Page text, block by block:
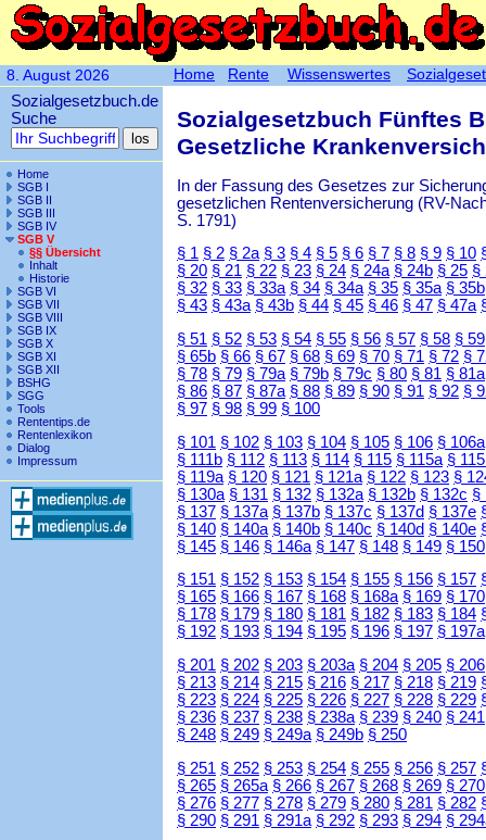
8. August 2026
Sozialgesetzbuch.de
Suche
Home
SGB I
SGB II
SGB III
SGB IV
SGB V
§§ Übersicht
Inhalt
Historie
SGB VI
SGB VII
SGB VIII
SGB IX
SGB X
SGB XI
SGB XII
BSHG
SGG
Tools
Rententips.de
Rentenlexikon
Dialog
Impressum
Sozialgesetzbuch Fünftes
Gesetzliche
In der Fassung des Gesetzes zur
gesetzlichen Rentenversicherung (RV-
S. 1791)
§ 1 § 2 § 2a § 3 § 4 § 5 § 6 § 7 § 8 § 9 § 10
§ 20 § 21 § 22 § 23 § 24 § 24a § 24b § 25 §
§ 32 § 33 § 33a § 34 § 34a § 35 § 35a § 35b
§ 43 § 43a § 43b § 44 § 45 § 46 § 47 § 47a
§ 51 § 52 § 53 § 54 § 55 § 56 § 57 § 58 § 59
§ 65b § 66 § 67 § 68 § 69 § 70 § 71 § 72 §
§ 78 § 79 § 79a § 79b § 79c § 80 § 81 § 81a
§ 86 § 87 § 87a § 88 § 89 § 90 § 91 § 92 §
§ 97 § 98 § 99 § 100
§ 101 § 102 § 103 § 104 § 105 § 106 § 106a
§ 111b § 112 § 113 § 114 § 115 § 115a §
§ 119a § 120 § 121 § 121a § 122 § 123 §
§ 130a § 131 § 132 § 132a § 132b § 132c §
§ 137 § 137a § 137b § 137c § 137d § 137e
§ 140 § 140a § 140b § 140c § 140d § 140e
§ 145 § 146 § 146a § 147 § 148 § 149 § 150
§ 151 § 152 § 153 § 154 § 155 § 156 § 157
§ 165 § 166 § 167 § 168 § 168a § 169 § 170
§ 178 § 179 § 180 § 181 § 182 § 183 § 184
§ 192 § 193 § 194 § 195 § 196 § 197 § 197a
§ 201 § 202 § 203 § 203a § 204 § 205 § 206
§ 213 § 214 § 215 § 216 § 217 § 218 § 219
§ 223 § 224 § 225 § 226 § 227 § 228 § 229
§ 236 § 237 § 238 § 238a § 239 § 240 § 241
§ 248 § 249 § 249a § 249b § 250
§ 251 § 252 § 253 § 254 § 255 § 256 § 257
§ 265 § 265a § 266 § 267 § 268 § 269 § 270
§ 276 § 277 § 278 § 279 § 280 § 281 § 282
§ 290 § 291 § 291a § 292 § 293 § 294 §
Home Rente Wissenswertes